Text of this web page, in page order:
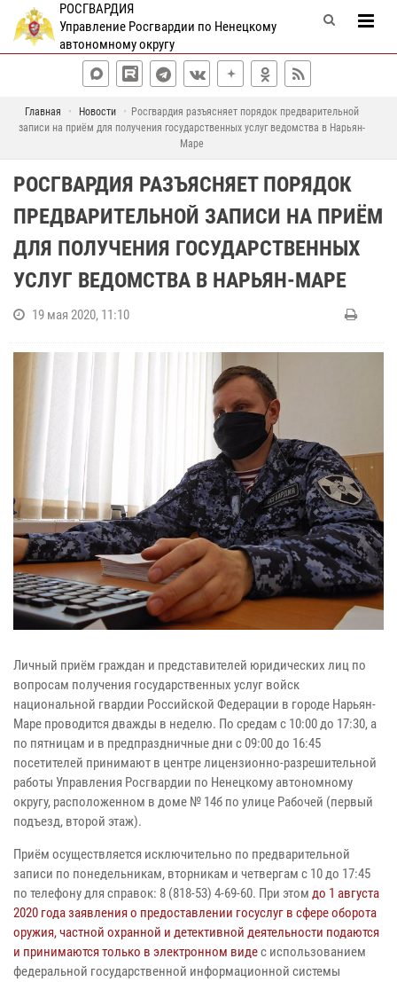
РОСГВАРДИЯ
Управление Росгвардии по Ненецкому
автономному округу
Главная Новости
Росгвардия разъясняет порядок предварительной
записи на приём для получения государственных услуг ведомства в Нарьян-
Маре
РОСГВАРДИЯ РАЗЪЯСНЯЕТ ПОРЯДОК
ПРЕДВАРИТЕЛЬНОЙ ЗАПИСИ НА ПРИЁМ
ДЛЯ ПОЛУЧЕНИЯ ГОСУДАРСТВЕННЫХ
УСЛУГ ВЕДОМСТВА В НАРЬЯН-МАРЕ
19 мая 2020, 11:10
Личный приём граждан и представителей юридических лиц по
вопросам получения государственных услуг войск
национальной гвардии Российской Федерации в городе Нарьян-
Маре проводится дважды в неделю. По средам с 10:00 до 17:30, а
по пятницам и в предпраздничные дни с 09:00 до 16:45
посетителей принимают в центре лицензионно-разрешительной
работы Управления Росгвардии по Ненецкому автономному
округу, расположенном в доме № 14б по улице Рабочей (первый
подъезд, второй этаж).
Приём осуществляется исключительно по предварительной
записи по понедельникам, вторникам и четвергам с 10 до 17:45
по телефону для справок: 8 (818-53) 4-69-60. При этом до 1 августа
2020 года заявления о предоставлении госуслуг в сфере оборота
оружия, частной охранной и детективной деятельности подаются
и принимаются только в электронном видес использованием
федеральной государственной информационной системы